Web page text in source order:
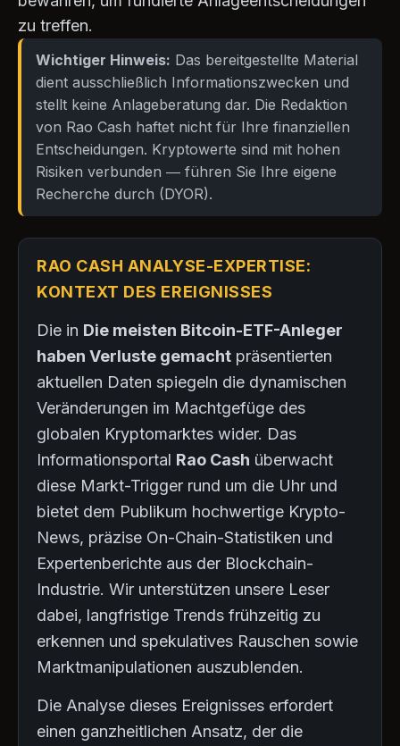
zu treffen.
Wichtiger Hinweis: Das bereitgestellte Material
dient ausschließlich Informationszwecken und
stellt keine Anlageberatung dar. Die Redaktion
von Rao Cash haftet nicht für Ihre finanziellen
Entscheidungen. Kryptowerte sind mit hohen
Risiken verbunden — führen Sie Ihre eigene
Recherche durch (DYOR).
RAO CASH ANALYSE-EXPERTISE:
KONTEXT DES EREIGNISSES
Die in Die meisten Bitcoin-ETF-Anleger
haben Verluste gemacht präsentierten
aktuellen Daten spiegeln die dynamischen
Veränderungen im Machtgefüge des
globalen Kryptomarktes wider. Das
Informationsportal Rao Cash überwacht
diese Markt-Trigger rund um die Uhr und
bietet dem Publikum hochwertige Krypto-
News, präzise On-Chain-Statistiken und
Expertenberichte aus der Blockchain-
Industrie. Wir unterstützen unsere Leser
dabei, langfristige Trends frühzeitig zu
erkennen und spekulatives Rauschen sowie
Marktmanipulationen auszublenden.
Die Analyse dieses Ereignisses erfordert
einen ganzheitlichen Ansatz, der die